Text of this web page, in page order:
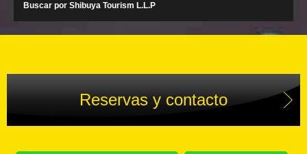
Buscar por Shibuya Tourism L.L.P
Reservas y contacto